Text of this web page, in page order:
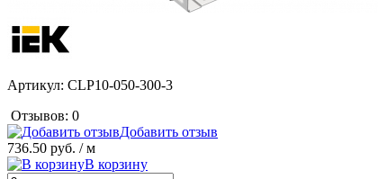
Артикул: CLP10-050-300-3
Отзывов: 0
Добавить отзыв
736.50 руб. / м
В корзину